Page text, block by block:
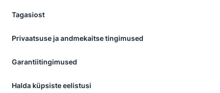
Tagasiost
Privaatsuse ja andmekaitse tingimused
Garantiitingimused
Halda küpsiste eelistusi